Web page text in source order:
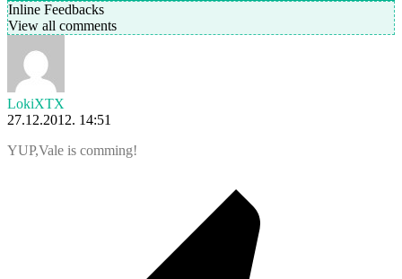
Inline Feedbacks
View all comments
LokiXTX
27.12.2012. 14:51
YUP,Vale is comming!